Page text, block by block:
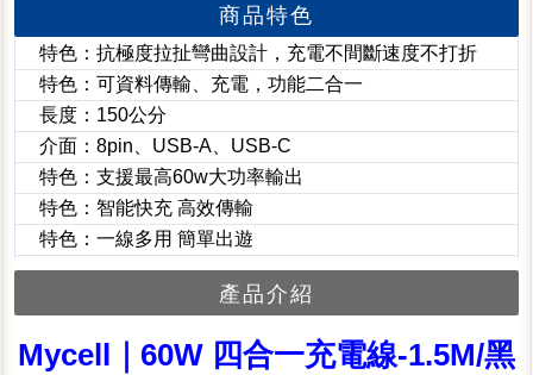
商品特色
特色：抗極度拉扯彎曲設計，充電不間斷速度不打折
特色：可資料傳輸、充電，功能二合一
長度：150公分
介面：8pin、USB-A、USB-C
特色：支援最高60w大功率輸出
特色：智能快充 高效傳輸
特色：一線多用 簡單出遊
產品介紹
Mycell｜60W 四合一充電線-1.5M/黑